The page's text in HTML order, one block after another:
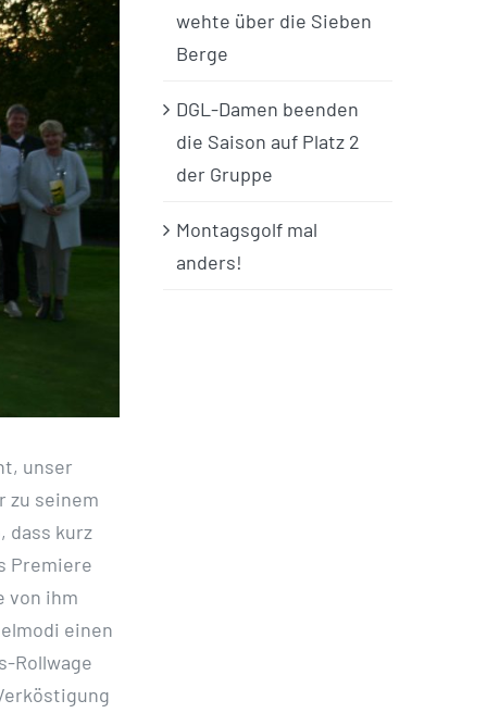
unser
zu seinem
dass kurz
Premiere
von ihm
einen
Rollwage
wehte über die Sieben
Berge
DGL-Damen beenden
die Saison auf Platz 2
der Gruppe
Montagsgolf mal
anders!